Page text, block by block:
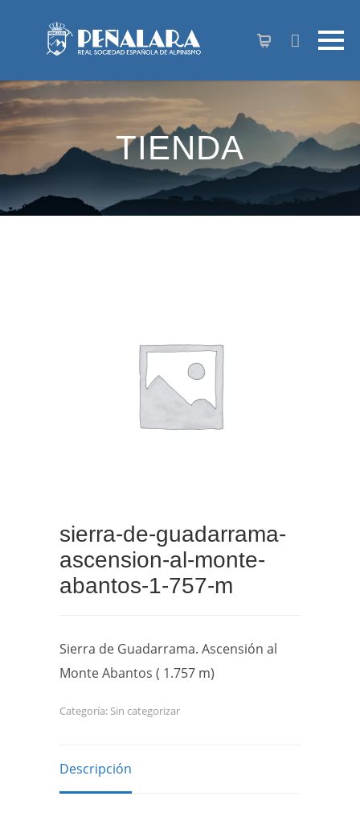
TIENDA
sierra-de-guadarrama-
ascension-al-monte-
abantos-1-757-m
Sierra de Guadarrama. Ascensión al
Monte Abantos ( 1.757 m)
Categoría: Sin categorizar
Descripción